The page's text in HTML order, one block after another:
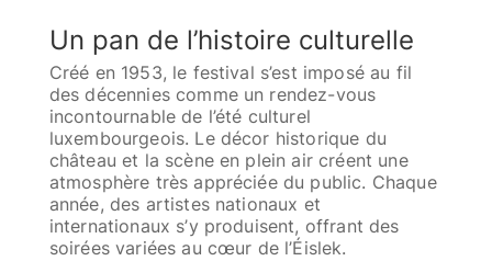
Un pan de l’histoire culturelle
Créé en 1953, le festival s’est imposé au fil
des décennies comme un rendez-vous
incontournable de l’été culturel
luxembourgeois. Le décor historique du
château et la scène en plein air créent une
atmosphère très appréciée du public. Chaque
année, des artistes nationaux et
internationaux s’y produisent, offrant des
soirées variées au cœur de l’Éislek.